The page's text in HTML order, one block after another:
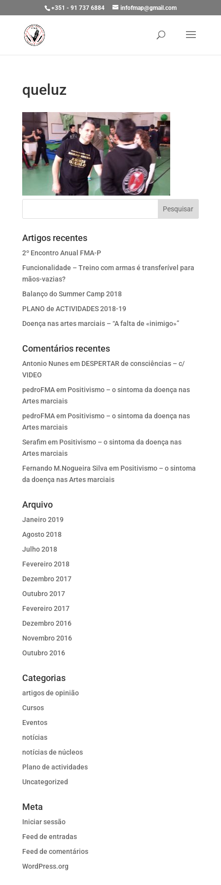
+351 - 91 737 6884 infofmap@gmail.com
queluz
Artigos recentes
2º Encontro Anual FMA-P
Funcionalidade – Treino com armas é transferível para
mãos-vazias?
Balanço do Summer Camp 2018
PLANO de ACTIVIDADES 2018-19
Doença nas artes marciais – “A falta de «inimigo»”
Comentários recentes
Antonio Nunesem DESPERTAR de consciências – c/
VIDEO
pedroFMAem Positivismo – o sintoma da doença nas
Artes marciais
pedroFMAem Positivismo – o sintoma da doença nas
Artes marciais
Serafimem Positivismo – o sintoma da doença nas
Artes marciais
Fernando M.Nogueira Silva em Positivismo – o sintoma
da doença nas Artes marciais
Arquivo
Janeiro 2019
Agosto 2018
Julho 2018
Fevereiro 2018
Dezembro 2017
Outubro 2017
Fevereiro 2017
Dezembro 2016
Novembro 2016
Outubro 2016
Categorias
artigos de opinião
Cursos
Eventos
notícias
notícias de núcleos
Plano de actividades
Uncategorized
Meta
Iniciar sessão
Feed de entradas
Feed de comentários
WordPress.org